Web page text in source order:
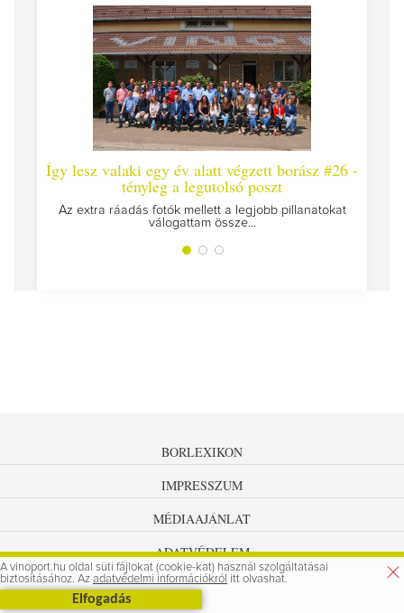
Így lesz valaki egy év alatt végzett borász #26 -
tényleg a legutolsó poszt
Az extra ráadás fotók mellett a legjobb pillanatokat
válogattam össze...
BORLEXIKON
IMPRESSZUM
MÉDIAAJÁNLAT
ADATVÉDELEM
A vinoport.hu oldal süti fájlokat (cookie-kat) használ szolgáltatásai
biztosításához. Az adatvédelmi információkról itt olvashat.
Elfogadás